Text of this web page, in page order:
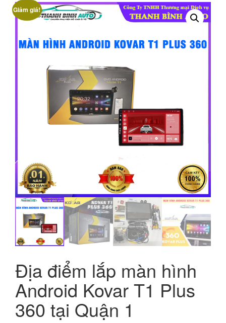
Giảm giá!
Địa điểm lắp màn hình
Android Kovar T1 Plus
360 tại Quận 1